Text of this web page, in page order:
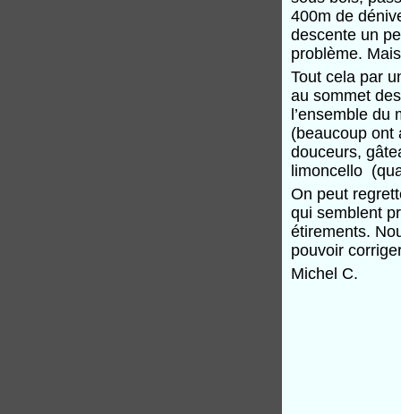
400m de
descente un
problème.
Tout cela par
au sommet
l’ensemble
(beaucoup ont
douceurs,
limoncello
On peut
qui semblent
étirements.
pouvoir
Michel C.